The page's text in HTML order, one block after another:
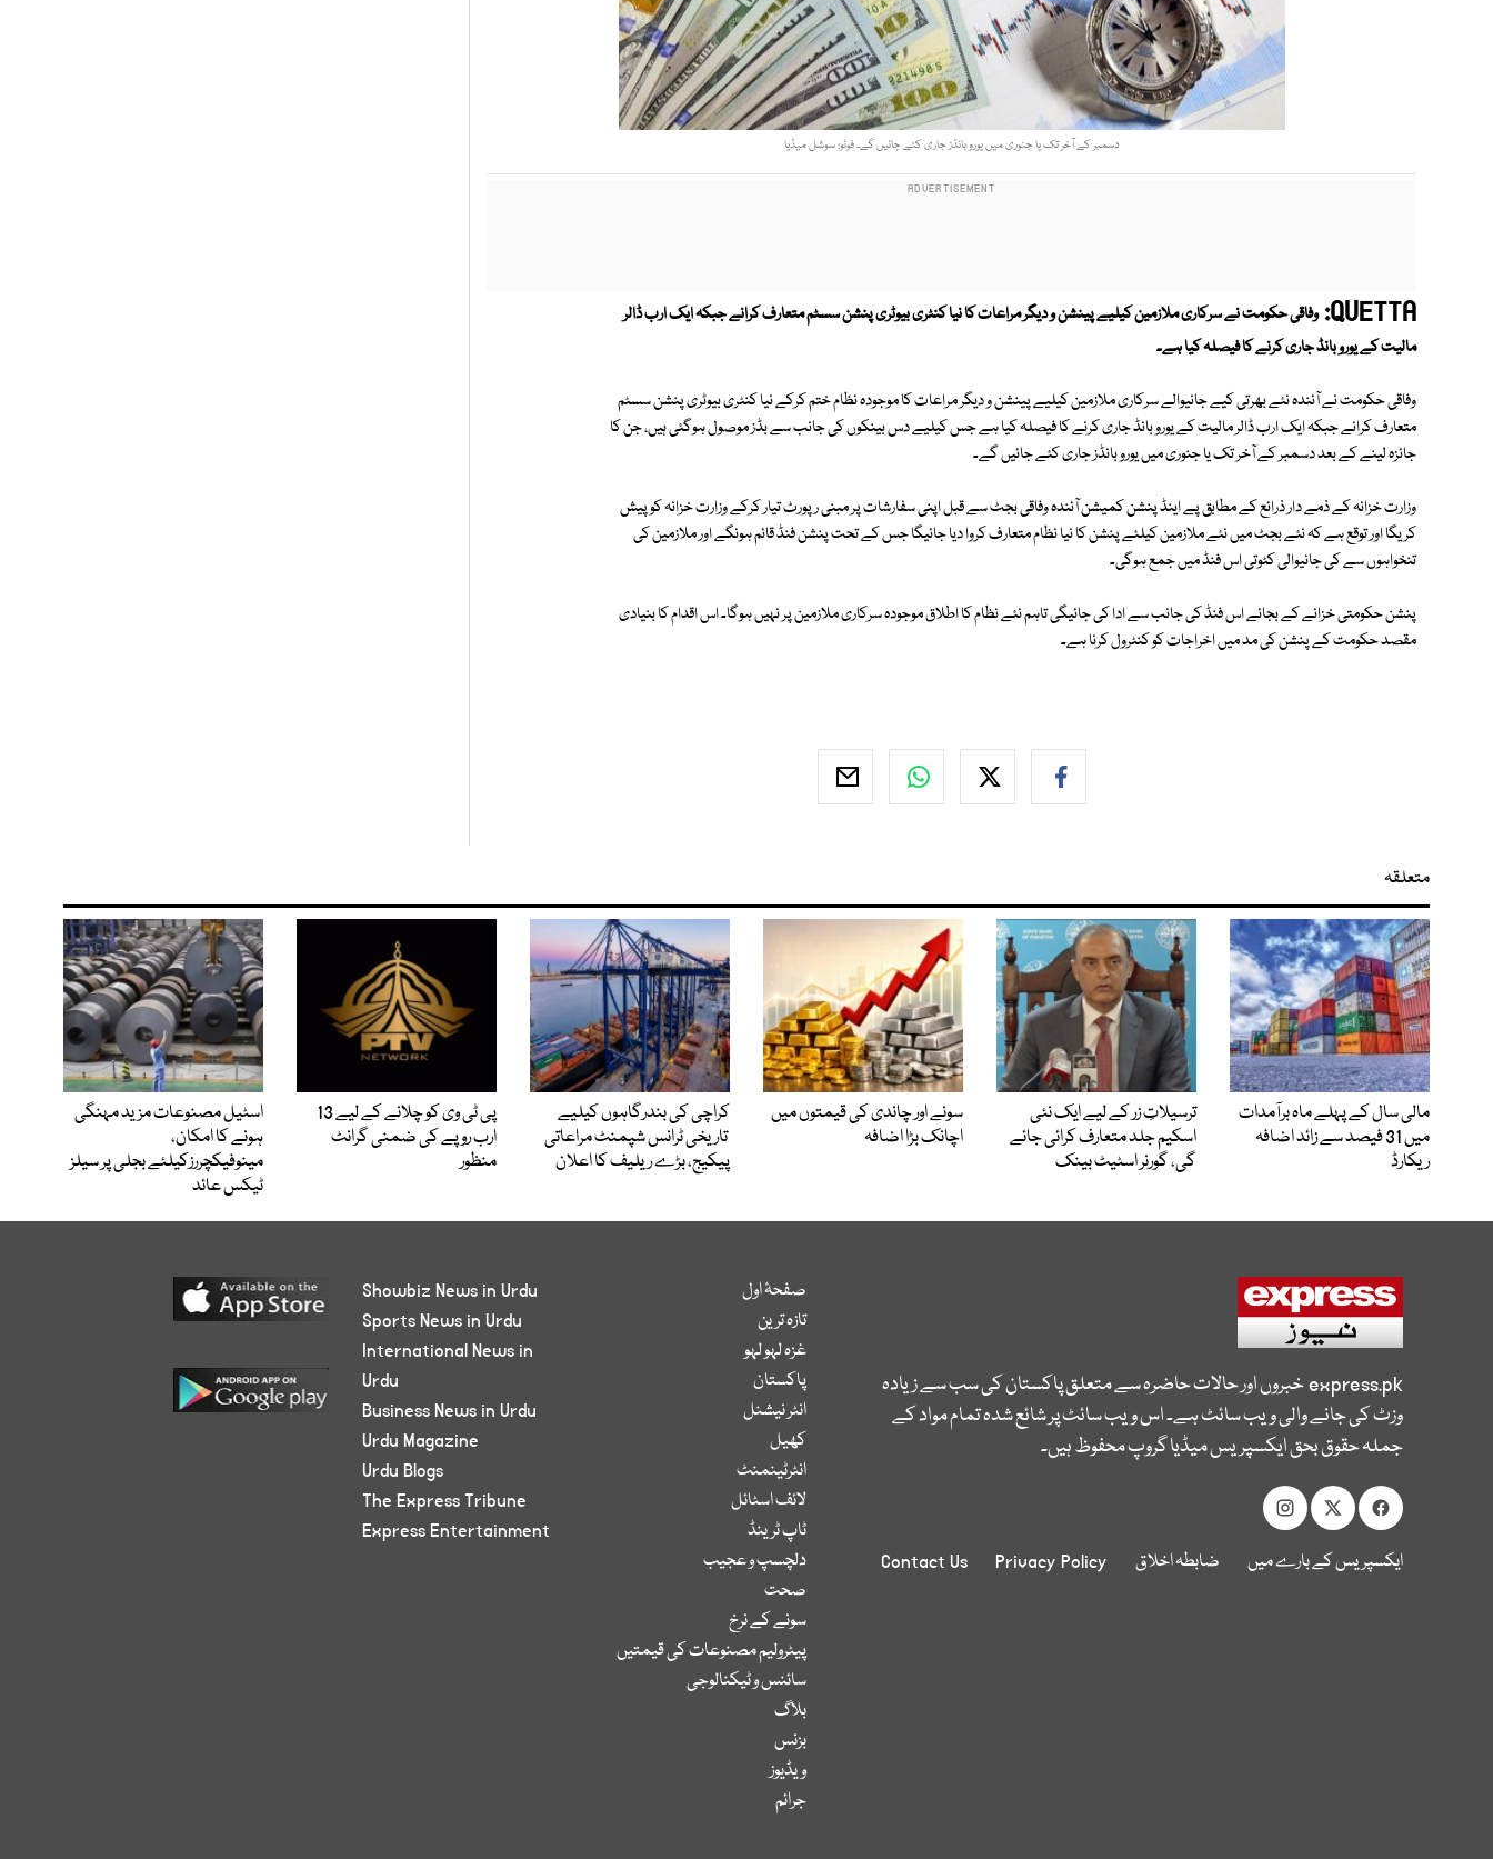
دسمبر کے آخر تک یا جنوری میں یورو بانڈز جاری کئے جائیں گے۔ فوٹو: سوشل میڈیا
QUETTA: وفاقی حکومت نے سرکاری ملازمین کیلیے پینشن و دیگر مراعات کا نیا کنٹری بیوٹری پنشن سسٹم متعارف کرانے جبکہ ایک ارب ڈالر
مالیت کے یورو بانڈ جاری کرنے کا فیصلہ کیا ہے۔
وفاقی حکومت نے آئندہ نئے بھرتی کیے جانیوالے سرکاری ملازمین کیلیے پینشن و دیگر مراعات کا موجودہ نظام ختم کرکے نیا کنٹری بیوٹری پنشن سسٹم
متعارف کرانے جبکہ ایک ارب ڈالر مالیت کے یورو بانڈ جاری کرنے کا فیصلہ کیا ہے جس کیلیے دس بینکوں کی جانب سے بڈز موصول ہوگئی ہیں، جن کا
جائزہ لینے کے بعد دسمبر کے آخر تک یا جنوری میں یورو بانڈز جاری کئے جائیں گے۔
وزارت خزانہ کے ذمے دار ذرائع کے مطابق پے اینڈ پنشن کمیشن آئندہ وفاقی بجٹ سے قبل اپنی سفارشات پر مبنی رپورٹ تیار کرکے وزارت خزانہ کو پیش
کریگا اور توقع ہے کہ نئے بجٹ میں نئے ملازمین کیلئے پنشن کا نیا نظام متعارف کروا دیا جائیگا جس کے تحت پنشن فنڈ قائم ہونگے اور ملازمین کی
تنخواہوں سے کی جانیوالی کٹوتی اس فنڈ میں جمع ہوگی۔
پنشن حکومتی خزانے کے بجائے اس فنڈ کی جانب سے ادا کی جائیگی تاہم نئے نظام کا اطلاق موجودہ سرکاری ملازمین پر نہیں ہوگا۔ اس اقدام کا بنیادی
مقصد حکومت کے پنشن کی مد میں اخراجات کو کنٹرول کرنا ہے۔
متعلقہ
مالی سال کے پہلے ماہ برآمدات
میں 31 فیصد سے زائد اضافہ
ریکارڈ
ترسیلاتِ زر کے لیے ایک نئی
اسکیم جلد متعارف کرائی جائے
گی، گورنر اسٹیٹ بینک
سونے اور چاندی کی قیمتوں میں
اچانک بڑا اضافہ
کراچی کی بندرگاہوں کیلیے
تاریخی ٹرانس شپمنٹ مراعاتی
پیکیج، بڑے ریلیف کا اعلان
پی ٹی وی کو چلانے کے لیے 13
ارب روپے کی ضمنی گرانٹ
منظور
اسٹیل مصنوعات مزید مہنگی
ہونے کا امکان،
مینوفیکچررزکیلئے بجلی پر سیلز
ٹیکس عائد
express.pkخبروں اور حالات حاضرہ سے متعلق پاکستان کی سب سے زیادہ
وزٹ کی جانے والی ویب سائٹ ہے۔ اس ویب سائٹ پر شائع شدہ تمام مواد کے
جملہ حقوق بحق ایکسپریس میڈیا گروپ محفوظ ہیں۔
ایکسپریس کے بارے میں ضابطہ اخلاق Privacy Policy
Contact Us
صفحۂ اول
تازہ ترین
غزہ لہو لہو
پاکستان
انٹر نیشنل
کھیل
انٹرٹینمنٹ
لائف اسٹائل
ٹاپ ٹرینڈ
دلچسپ و عجیب
صحت
سونے کے نرخ
پیٹرولیم مصنوعات کی قیمتیں
سائنس و ٹیکنالوجی
بلاگ
بزنس
ویڈیوز
جرائم
Showbiz News in Urdu
Sports News in Urdu
International News in
Urdu
Business News in Urdu
Urdu Magazine
Urdu Blogs
The Express Tribune
Express Entertainment